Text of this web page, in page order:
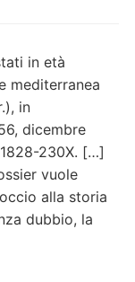
in età
mediterranea
in
dicembre
230X. […]
vuole
alla storia
dubbio, la